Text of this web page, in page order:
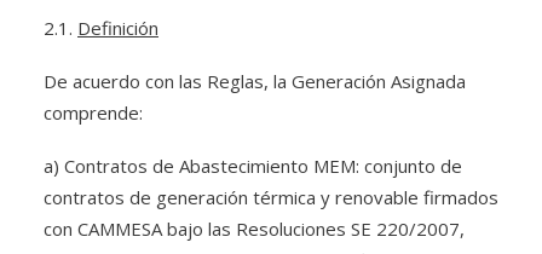
2.1. Definición
De acuerdo con las Reglas, la Generación Asignada
comprende:
a) Contratos de Abastecimiento MEM: conjunto de
contratos de generación térmica y renovable firmados
con CAMMESA bajo las Resoluciones SE 220/2007,